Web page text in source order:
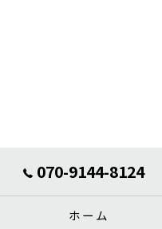
070-9144-8124
ホーム